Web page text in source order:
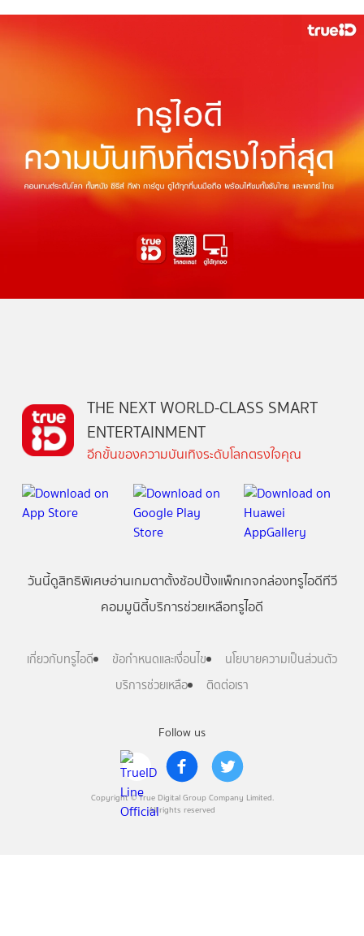
Follow us
Copyright © True Digital Group Company Limited.
All rights reserved
THE NEXT WORLD-CLASS SMART
ENTERTAINMENT
อีกขั้นของความบันเทิงระดับโลกตรงใจคุณ
วันนี้ดูสิทธิพิเศษอ่านเกมตาตั้งช้อปปิ้งแพ็กเกจกล่องทรูไอดีทีวี
คอมมูนิตี้บริการช่วยเหลือทรูไอดี
เกี่ยวกับทรูไอดี ข้อกำหนดและเงื่อนไข
นโยบายความเป็นส่วนตัว
บริการช่วยเหลือ
ติดต่อเรา